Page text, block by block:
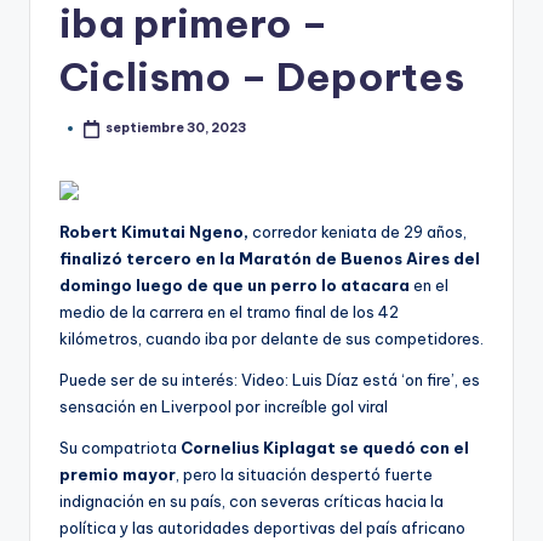
iba primero –
Ciclismo – Deportes
septiembre 30, 2023
Robert Kimutai Ngeno, corredor keniata de 29 años,
finalizó tercero en la Maratón de Buenos Aires del
domingo luego de que un perro lo atacara en el
medio de la carrera en el tramo final de los 42
kilómetros, cuando iba por delante de sus competidores.
Puede ser de su interés: Video: Luis Díaz está ‘on fire’, es
sensación en Liverpool por increíble gol viral
Su compatriota Cornelius Kiplagat se quedó con el
premio mayor , pero la situación despertó fuerte
indignación en su país, con severas críticas hacia la
política y las autoridades deportivas del país africano